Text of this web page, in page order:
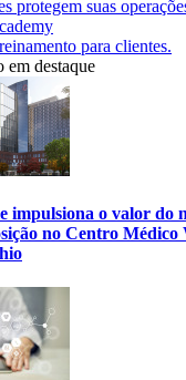
protegem suas
para clientes.
em destaque
impulsiona o valor do
no Centro